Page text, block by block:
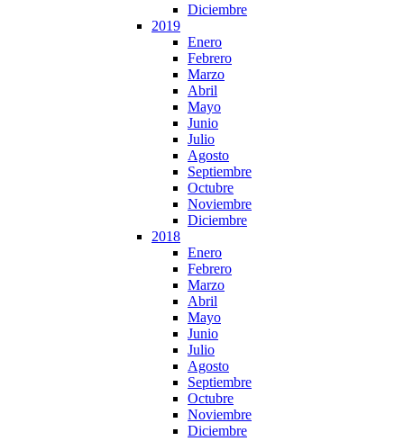
Diciembre
2019
Enero
Febrero
Marzo
Abril
Mayo
Junio
Julio
Agosto
Septiembre
Octubre
Noviembre
Diciembre
2018
Enero
Febrero
Marzo
Abril
Mayo
Junio
Julio
Agosto
Septiembre
Octubre
Noviembre
Diciembre